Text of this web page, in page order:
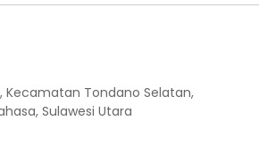
Kecamatan Tondano Selatan,
Sulawesi Utara